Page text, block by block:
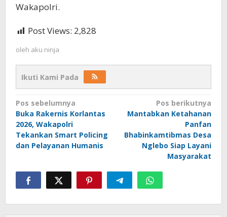
Wakapolri.
Post Views: 2,828
oleh aku ninja
Ikuti Kami Pada
Navigasi
pos
Pos sebelumnya
Buka Rakernis Korlantas
2026, Wakapolri
Tekankan Smart Policing
dan Pelayanan Humanis
Pos berikutnya
Mantabkan Ketahanan
Panfan
Bhabinkamtibmas Desa
Nglebo Siap Layani
Masyarakat